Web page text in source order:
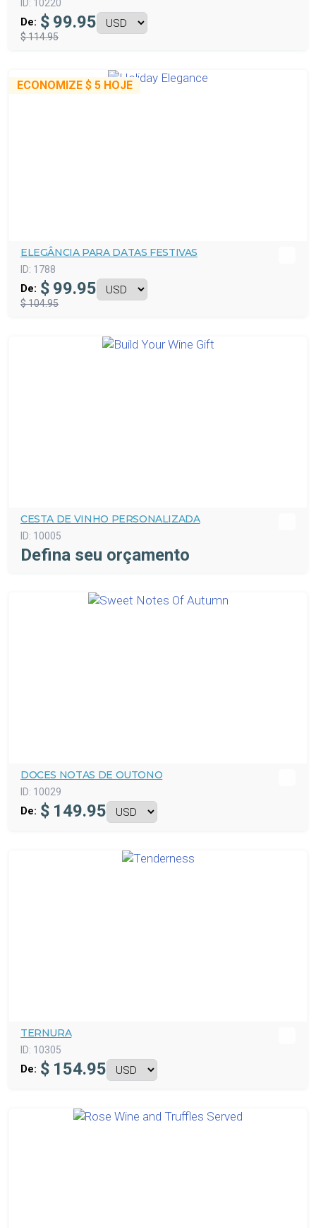
ID: 10220
De: $ 99.95
$ 114.95
ECONOMIZE $ 5 HOJE
ELEGÂNCIA PARA DATAS FESTIVAS
ID: 1788
De: $ 99.95
$ 104.95
CESTA DE VINHO PERSONALIZADA
ID: 10005
Defina seu orçamento
DOCES NOTAS DE OUTONO
ID: 10029
De: $ 149.95
TERNURA
ID: 10305
De: $ 154.95